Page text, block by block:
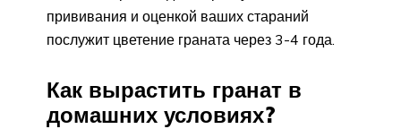
прививания и оценкой ваших стараний
послужит цветение граната через 3-4 года.
Как вырастить гранат в
домашних условиях?